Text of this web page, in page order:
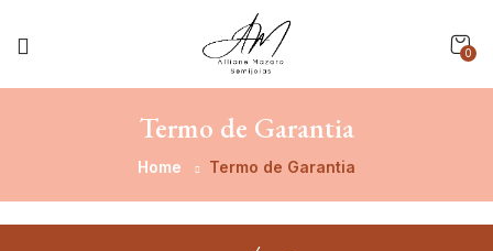
0
Termo de Garantia
Home Termo de Garantia